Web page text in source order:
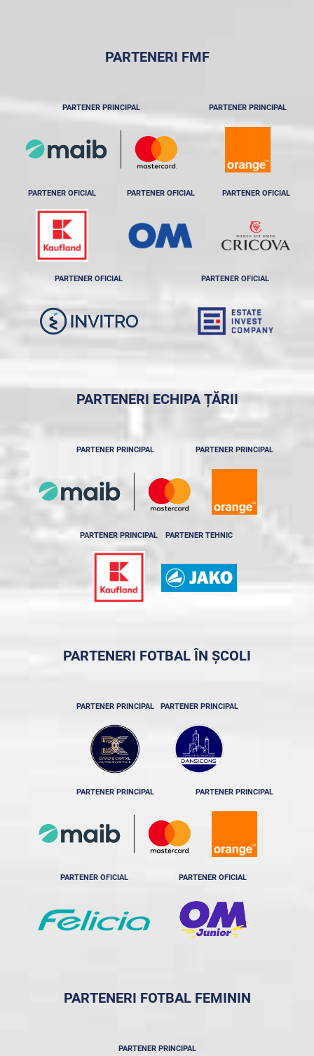
PARTENERI FMF
PARTENER PRINCIPAL PARTENER PRINCIPAL
PARTENER OFICIAL PARTENER OFICIAL PARTENER OFICIAL
PARTENER OFICIAL PARTENER OFICIAL
PARTENERI ECHIPA ȚĂRII
PARTENER PRINCIPAL PARTENER PRINCIPAL
PARTENER PRINCIPAL PARTENER TEHNIC
PARTENERI FOTBAL ÎN ȘCOLI
PARTENER PRINCIPAL PARTENER PRINCIPAL
PARTENER PRINCIPAL PARTENER PRINCIPAL
PARTENER OFICIAL PARTENER OFICIAL
PARTENERI FOTBAL FEMININ
PARTENER PRINCIPAL